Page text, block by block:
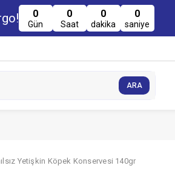
0
Gün
0
Saat
0
dakika
0
saniye
Yetişkin Köpek Konservesi 140gr